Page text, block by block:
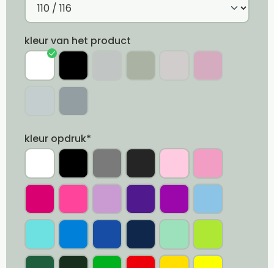
kleur van het product
kleur opdruk*